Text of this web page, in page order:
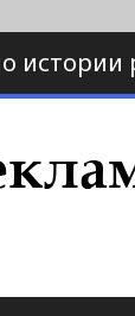
истории